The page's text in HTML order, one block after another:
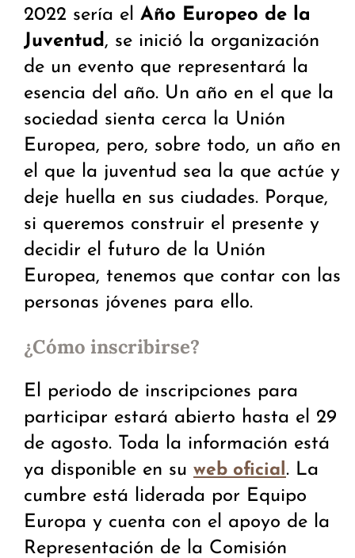
2022 sería el Año Europeo de la
Juventud, se inició la organización
de un evento que representará la
esencia del año. Un año en el que la
sociedad sienta cerca la Unión
Europea, pero, sobre todo, un año en
el que la juventud sea la que actúe y
deje huella en sus ciudades. Porque,
si queremos construir el presente y
decidir el futuro de la Unión
Europea, tenemos que contar con las
personas jóvenes para ello.
¿Cómo inscribirse?
El periodo de inscripciones para
participar estará abierto hasta el 29
de agosto. Toda la información está
ya disponible en su web oficial. La
cumbre está liderada por Equipo
Europa y cuenta con el apoyo de la
Representación de la Comisión